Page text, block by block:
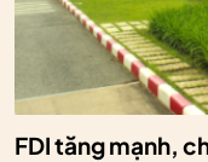
FDI tăng mạnh,